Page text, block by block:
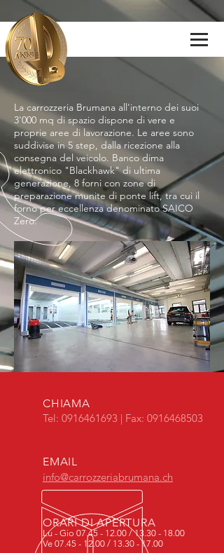
La carrozzeria Brumana all'interno dei suoi
3'000 mq di spazio dispone di vere e
proprie aree di lavorazione. Le aree sono
suddivise in 5 step, dalla ricezione alla
consegna del veicolo. Banco dima
elettronico "Blackhawk" di ultima
generazione, 8 forni con zone di
preparazione munite di ponte lift, tra cui il
forno per eccellenza denominato SAICO
Zero.
CHIAMA
Tel: 0916461693 | Fax: 0916468503
EMAIL
info@carrozzeriabrumana.ch
ORARI DI APERTURA
Lu - Gio 07.45 - 12.00 /13.30 - 18.00
Ve 07.45 - 12.00 / 13.30 - 17.00